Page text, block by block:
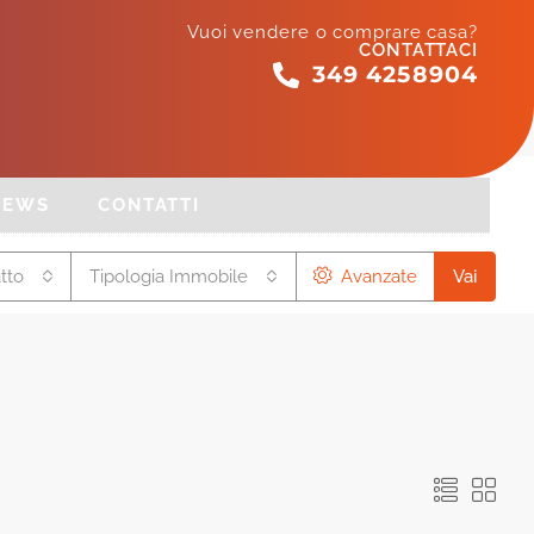
Vuoi vendere o comprare casa?
CONTATTACI
349 4258904
CONTATTI
Tipologia Immobile Avanzate Vai